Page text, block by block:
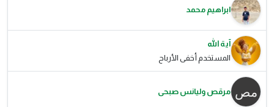
ابراهيم محمد
آية الله
المستخدم أخفى الأرباح
مرقص وليانس صبحى